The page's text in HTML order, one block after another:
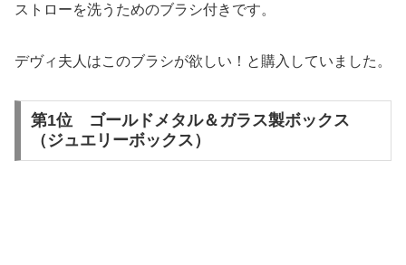
ストローを洗うためのブラシ付きです。
デヴィ夫人はこのブラシが欲しい！と購入していました。
第1位 ゴールドメタル＆ガラス製ボックス
（ジュエリーボックス）